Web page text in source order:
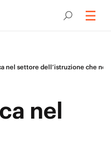
nel settore dell’istruzione che
nel